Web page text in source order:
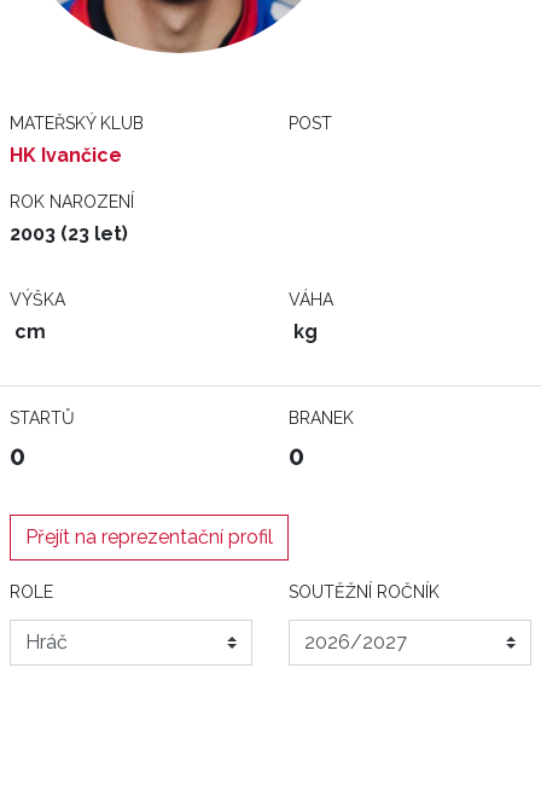
MATEŘSKÝ KLUB
HK Ivančice
POST
ROK NAROZENÍ
2003 (23 let)
VÝŠKA
cm
VÁHA
kg
STARTŮ
0
BRANEK
0
Přejít na reprezentační profil
ROLE SOUTĚŽNÍ ROČNÍK